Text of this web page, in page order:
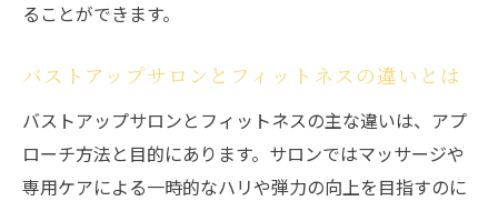
ることができます。
バストアップサロンとフィットネスの違いとは
バストアップサロンとフィットネスの主な違いは、アプ
ローチ方法と目的にあります。サロンではマッサージや
専用ケアによる一時的なハリや弾力の向上を目指すのに